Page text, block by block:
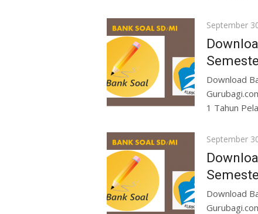
Posted
on
September
Download
1 Tahun
Posted
on
September
Download